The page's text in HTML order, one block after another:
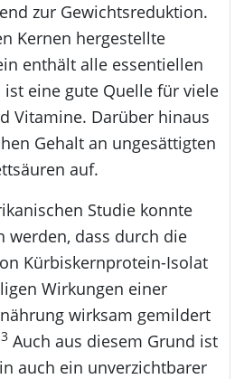
zur Gewichtsreduktion.
Kernen hergestellte
enthält alle essentiellen
eine gute Quelle für viele
Vitamine. Darüber hinaus
Gehalt an ungesättigten
auf.
Studie konnte
werden, dass durch die
Kürbiskernprotein-Isolat
Wirkungen einer
wirksam gemildert
Auch aus diesem Grund ist
auch ein unverzichtbarer